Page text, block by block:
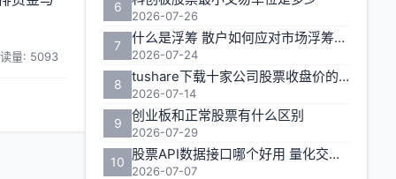
量: 5093
6
2026-07-26
7 什么是浮筹 散户如何应对市场浮筹变化
2026-07-24
8 tushare下载十家公司股票收盘价的实用方法
2026-07-14
9 创业板和正常股票有什么区别
2026-07-29
10 股票API数据接口哪个好用 量化交易如何获取实时行情
2026-07-07